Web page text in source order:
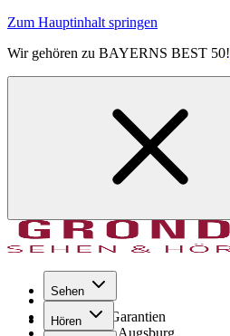
Zum Hauptinhalt springen
Wir gehören zu BAYERNS BEST 50!
Sehen
Hören
Seit 1971
GRONDE Garantien
8× im Raum Augsburg